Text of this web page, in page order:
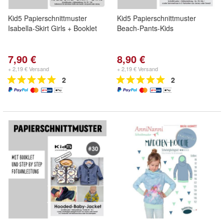
Kid5 Papierschnittmuster
Isabella-Skirt Girls + Booklet
7,90 €
+ 2,19 € Versand
2
Kid5 Papierschnittmuster
Beach-Pants-Kids
8,90 €
+ 2,19 € Versand
2